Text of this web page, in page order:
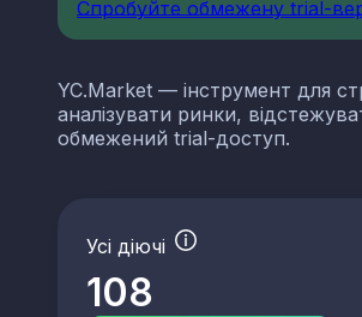
Спробуйте обмежену trial-
YC.Market — інструмент для
аналізувати ринки,
обмежений trial-доступ.
Усі діючі
108